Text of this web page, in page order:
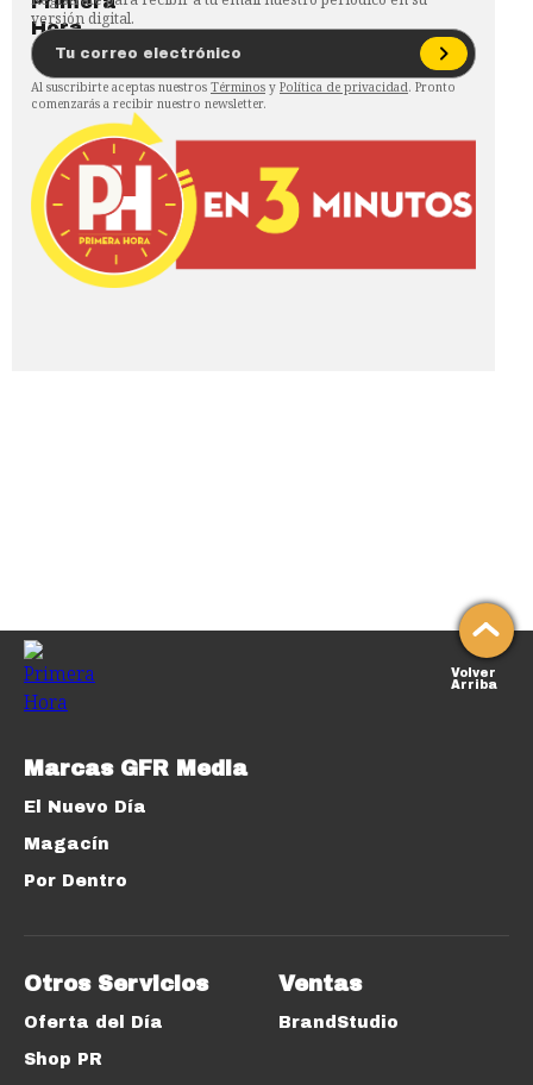
versión digital.
Al suscribirte aceptas nuestros Términos y Política de privacidad. Pronto
comenzarás a recibir nuestro newsletter.
Volver
Arriba
Marcas GFR Media
El Nuevo Día
Magacín
Por Dentro
Otros Servicios
Oferta del Día
Shop PR
Ventas
BrandStudio